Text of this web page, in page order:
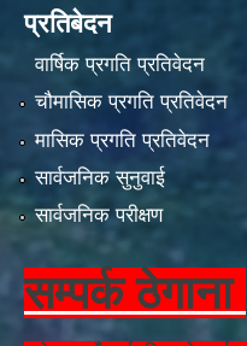
प्रतिबेदन
वार्षिक प्रगति प्रतिवेदन
चौमासिक प्रगति प्रतिवेदन
मासिक प्रगति प्रतिवेदन
सार्वजनिक सुनुवाई
सार्वजनिक परीक्षण
सम्पर्क ठेगाना